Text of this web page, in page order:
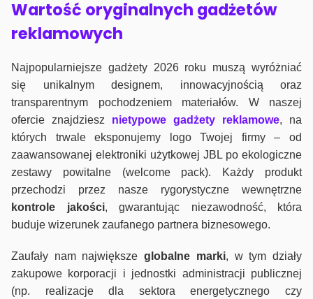
Wartość oryginalnych gadżetów
reklamowych
Najpopularniejsze gadżety 2026 roku muszą wyróżniać
się unikalnym designem, innowacyjnością oraz
transparentnym pochodzeniem materiałów. W naszej
ofercie znajdziesz nietypowe gadżety reklamowe, na
których trwale eksponujemy logo Twojej firmy – od
zaawansowanej elektroniki użytkowej JBL po ekologiczne
zestawy powitalne (welcome pack). Każdy produkt
przechodzi przez nasze rygorystyczne wewnętrzne
kontrole jakości, gwarantując niezawodność, która
buduje wizerunek zaufanego partnera biznesowego.
Zaufały nam największeglobalne marki, w tym działy
zakupowe korporacji i jednostki administracji publicznej
(np. realizacje dla sektora energetycznego czy